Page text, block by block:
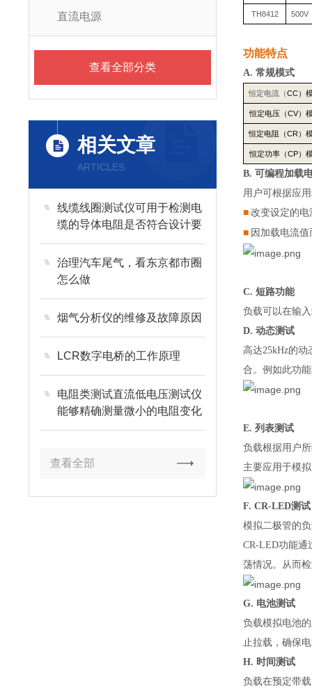
直流电源
查看全部分类
相关文章
ARTICLES
线缆线圈测试仪可用于检测电
缆的导体电阻是否符合设计要
求
治理汽车尾气，看东京都市圈
怎么做
烟气分析仪的维修及故障原因
LCR数字电桥的工作原理
电阻类测试直流低电压测试仪
能够精确测量微小的电阻变化
查看全部
TH8412 500V
功能特点
A.常规模式
恒定电流（CC）
恒定电压（CV）
恒定电阻（CR ）
恒定功率（CP）
B.可编程加载
用户可根据应
■ 改变设定的
■ 因加载电流
C.短路功能
负载可以在输
D.动态测试
高达25kHz的
合。例如此功
E.列表测试
负载根据用户
主要应用于模
F. CR-LED测试
模拟二极管的
CR-LED功能通
荡情况。从而
G. 电池测试
负载模拟电池
止拉载，确保
H. 时间测试
负载在预定带